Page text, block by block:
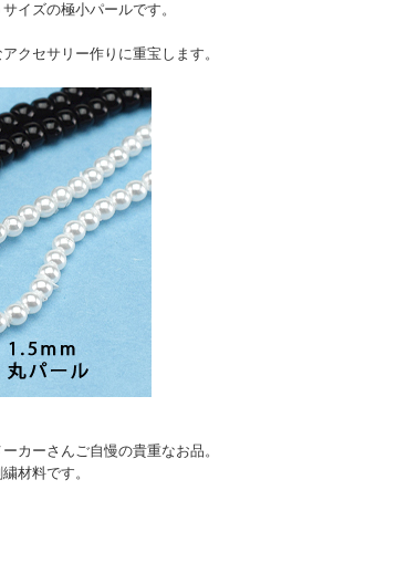
イズの極小パールです。
クセサリー作りに重宝します。
カーさんご自慢の貴重なお品。
材料です。